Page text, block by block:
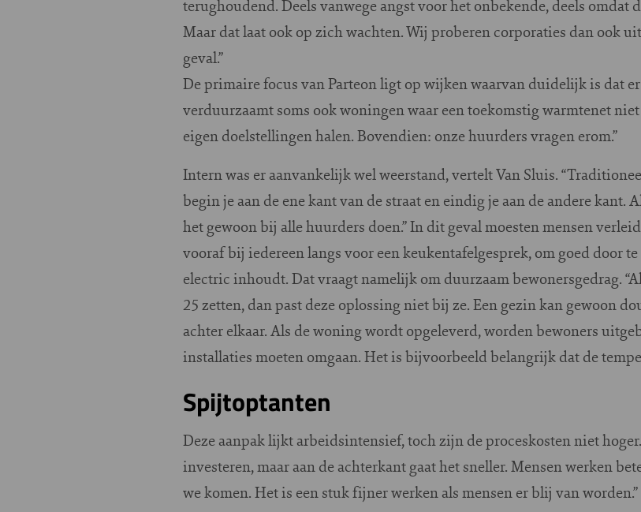
terughoudend. Deels vanwege angst voor het onbekende, deels omdat
Maar dat laat ook op zich wachten. Wij proberen corporaties dan ook
geval.”
De primaire focus van Parteon ligt op wijken waarvan duidelijk is dat
verduurzaamt soms ook woningen waar een toekomstig warmtenet
eigen doelstellingen halen. Bovendien: onze huurders vragen erom.”
Intern was er aanvankelijk wel weerstand, vertelt Van Sluis.
begin je aan de ene kant van de straat en eindig je aan de andere kant.
het gewoon bij alle huurders doen.” In dit geval moesten mensen
vooraf bij iedereen langs voor een keukentafelgesprek, om goed door
electric inhoudt. Dat vraagt namelijk om duurzaam bewonersgedrag.
25 zetten, dan past deze oplossing niet bij ze. Een gezin kan gewoon
achter elkaar. Als de woning wordt opgeleverd, worden bewoners
installaties moeten omgaan. Het is bijvoorbeeld belangrijk dat de
Spijtoptanten
Deze aanpak lijkt arbeidsintensief, toch zijn de proceskosten niet
investeren, maar aan de achterkant gaat het sneller. Mensen werken
we komen. Het is een stuk fijner werken als mensen er blij van worden.”